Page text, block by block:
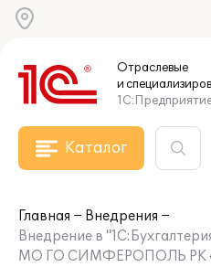
Отраслевые
и
Каталог
Главная
Внедрения
Внедрение в
МО ГО СИМФЕРОПОЛЬ РК